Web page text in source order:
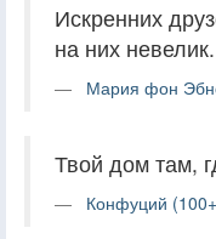
Искренних
на них невелик.
Мария фон
Твой дом там,
Конфуций